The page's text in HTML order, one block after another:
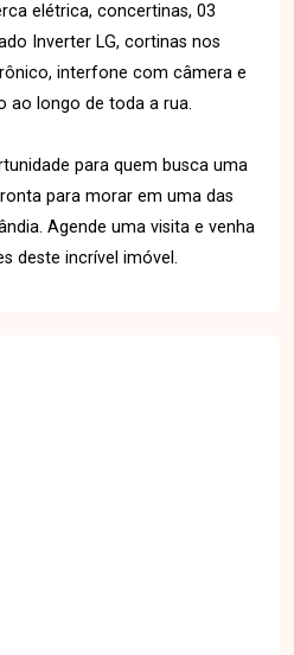
elétrica, concertinas, 03
Inverter LG, cortinas nos
interfone com câmera e
ao longo de toda a rua.
para quem busca uma
para morar em uma das
Agende uma visita e venha
deste incrível imóvel.